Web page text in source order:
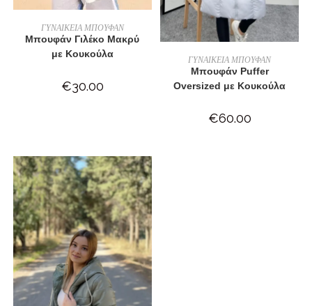
ΕΠΙΛΟΓΉ
ΓΥΝΑΙΚΕΙΑ ΜΠΟΥΦΑΝ
Μπουφάν Γιλέκο Μακρύ
με Κουκούλα
€30.00
ΕΠΙΛΟΓΉ
ΓΥΝΑΙΚΕΙΑ ΜΠΟΥΦΑΝ
Μπουφάν Puffer
Oversized με Κουκούλα
€60.00